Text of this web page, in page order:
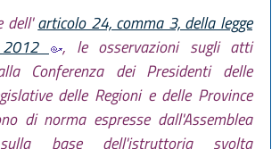
dell'articolo 24, comma 3, della legge
, le osservazioni sugli atti
Conferenza dei Presidenti delle
delle Regioni e delle Province
di norma espresse dall'Assemblea
base dell'istruttoria svolta